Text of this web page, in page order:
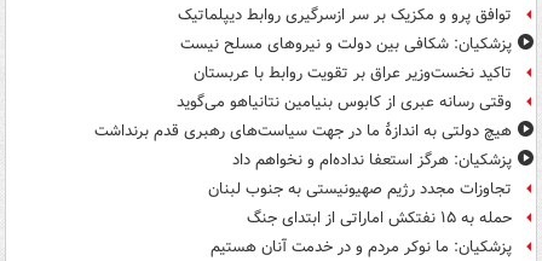
توافق پرو و مکزیک بر سر ازسرگیری روابط دیپلماتیک
پزشکیان: شکافی بین دولت و نیروهای مسلح نیست
تاکید نخست‌وزیر عراق بر تقویت روابط با عربستان
وقتی رسانه عبری از کابوس بنیامین نتانیاهو می‌گوید
هیچ دولتی به اندازۀ ما در جهت سیاست‌های رهبری قدم برنداشت
پزشکیان: هرگز استعفا نداده‌ام و نخواهم داد
تجاوزات مجدد رژیم صهیونیستی به جنوب لبنان
حمله به ۱۵ نفتکش‌ اماراتی از ابتدای جنگ
پزشکیان: ما نوکر مردم و در خدمت آنان هستیم